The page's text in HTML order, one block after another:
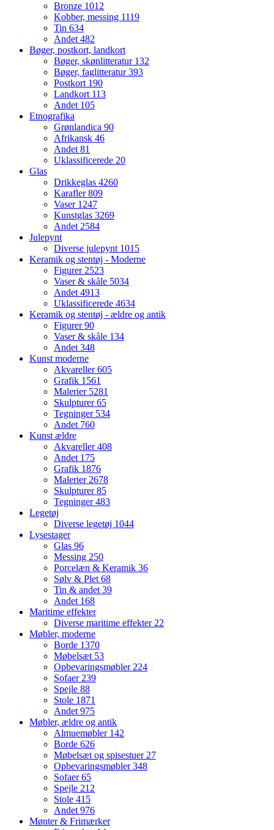
Bronze 1012
Kobber, messing 1119
Tin 634
Andet 482
Bøger, postkort, landkort
Bøger, skønlitteratur 132
Bøger, faglitteratur393
Postkort 190
Landkort 113
Andet 105
Etnografika
Grønlandica 90
Afrikansk 46
Andet 81
Uklassificerede 20
Glas
Drikkeglas 4260
Karafler809
Vaser 1247
Kunstglas 3269
Andet 2584
Julepynt
Diverse julepynt 1015
Keramik og stentøj - Moderne
Figurer 2523
Vaser & skåle 5034
Andet 4913
Uklassificerede 4634
Keramik og stentøj - ældre og antik
Figurer90
Vaser & skåle 134
Andet 348
Kunst moderne
Akvareller605
Grafik 1561
Malerier 5281
Skulpturer65
Tegninger 534
Andet 760
Kunst ældre
Akvareller408
Andet 175
Grafik 1876
Malerier 2678
Skulpturer85
Tegninger483
Legetøj
Diverse legetøj 1044
Lysestager
Glas 96
Messing 250
Porcelæn & Keramik 36
Sølv & Plet 68
Tin & andet 39
Andet 168
Maritime effekter
Diverse maritime effekter 22
Møbler, moderne
Borde 1370
Møbelsæt 53
Opbevaringsmøbler 224
Sofaer 239
Spejle 88
Stole 1871
Andet 975
Møbler, ældre og antik
Almuemøbler 142
Borde 626
Møbelsæt og spisestuer 27
Opbevaringsmøbler348
Sofaer65
Spejle 212
Stole 415
Andet 976
Mønter & Frimærker